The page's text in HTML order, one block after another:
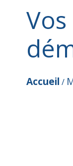
Vos
Accueil /